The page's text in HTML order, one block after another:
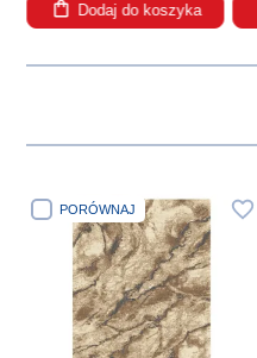
Dodaj do koszyka
PORÓWNAJ